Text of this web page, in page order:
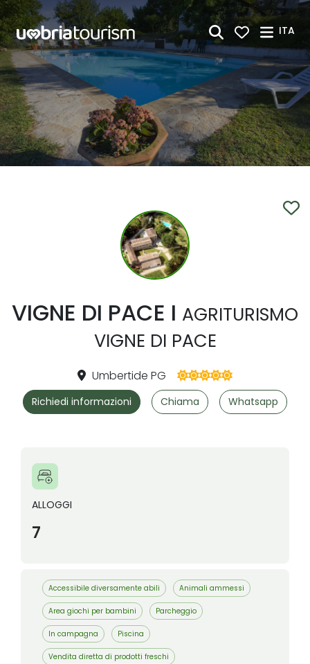
Skip to Main Content
ITA
VIGNE DI PACE I AGRITURISMO
VIGNE DI PACE
Umbertide PG
Richiedi informazioni Chiama Whatsapp
ALLOGGI
7
Accessibile diversamente abili Animali ammessi
Area giochi per bambini Parcheggio
In campagna Piscina
Vendita diretta di prodotti freschi